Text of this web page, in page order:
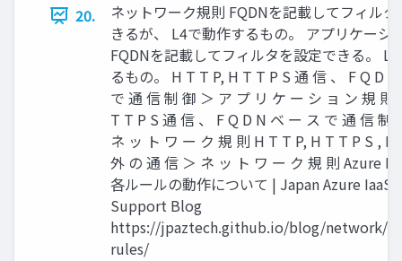
20.
ネットワーク規則 FQDNを記載してフィル
きるが、 L4で動作するもの。 アプリケーシ
FQDNを記載してフィルタを設定できる。
るもの。 H T T P, H T T P S 通 信 、 F Q D
で 通 信 制 御 ＞ ア プ リ ケ ー シ ョ ン 規 則
T T P S 通 信 、 F Q D N ベ ー ス で 通 信 制
ネ ッ ト ワ ー ク 規 則 H T T P, H T T P S , M
外 の 通 信 ＞ ネ ッ ト ワ ー ク 規 則 Azure
各ルールの動作について | Japan Azure IaaS
Support Blog
https://jpaztech.github.io/blog/network/
rules/